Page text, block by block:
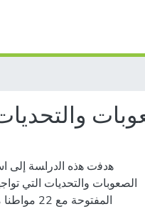
ﻫﺩﻓﺕ ﻫﺫﻩ ﺍﻟﺩﺭﺍﺴﺔ ﺇﻟﻰ
الصعوبات والتحديات التي